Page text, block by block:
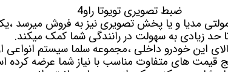
ضبط تصویری تویوتا راو4
مدیا و یا پخش تصویری نیز به فروش میرسد
حد زیادی به سهولت در رانندگی شما کمک میکند.
این خودرو داخلی ،مجموعه سلما سیستم انواعی